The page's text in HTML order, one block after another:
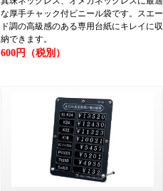
な厚手チャック付ビニール袋です。スエー
ド調の高級感のある専用台紙にキレイに収
納できます。
600円（税別）